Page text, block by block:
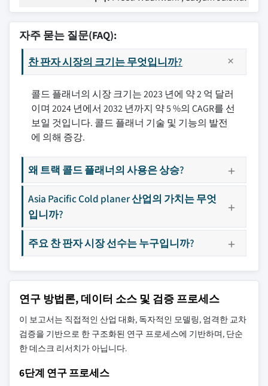
자주 묻는 질문(FAQ):
찬 판자 시장의 크기는 무엇입니까?
콜드 플래너의 시장 크기는 2023 년에 약 2 억 달러
이며 2024 년에서 2032 년까지 약 5 %의 CAGR를 선
보일 것입니다. 콜드 플래너 기술 및 기능의 발전
에 의해 증강.
왜 트랙 콜드 플래너의 사용은 상승?
Asia Pacific Cold planer 산업의 가치는 무엇
입니까?
주요 찬 판자 시장 선수는 누구입니까?
연구 방법론, 데이터 소스 및 검증 프로세스
이 보고서는 직접적인 산업 대화, 독자적인 모델링, 엄격한 교차
검증을 기반으로 한 구조화된 연구 프로세스에 기반하며, 단순
한 데스크 리서치가 아닙니다.
6단계 연구 프로세스